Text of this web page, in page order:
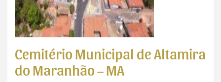
Cemitério Municipal de Altamira
do Maranhão – MA